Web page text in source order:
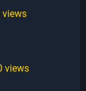
views
views